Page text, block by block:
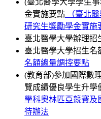
(臺北醫學大學學生
金實施要點 （臺北
研究生獎勵學金實施
臺北醫學大學辦理招
臺北醫學大學招生名
名額總量調控要點
(教育部)參加國際數
覽成績優良學生升學
學科奧林匹亞競賽及
待辦法